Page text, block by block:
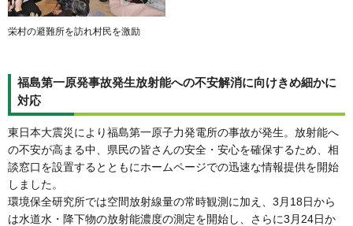
栄村の避難所を訪れ村民を激励
福島第一原発事故発生放射能への不安解消に向けきめ細かに
対応
東日本大震災により福島第一原子力発電所の事故が発生。放射能へ
の不安が高まる中、県民の皆さんの安全・安心を確保するため、相
談窓口を設置するとともにホームページでの迅速な情報提供を開始
しました。
環境保全研究所では空間放射線量の常時観測に加え、3月18日から
は水道水・降下物の放射能濃度の測定を開始し、さらに3月24日か